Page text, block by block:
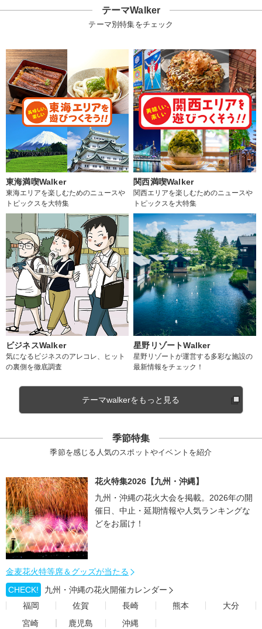
テーマWalker
テーマ別特集をチェック
東海満喫Walker
東海エリアを楽しむためのニュースや
トピックスを大特集
関西満喫Walker
関西エリアを楽しむためのニュースや
トピックスを大特集
ビジネスWalker
気になるビジネスのアレコレ、ヒット
の裏側を徹底調査
星野リゾートWalker
星野リゾートが運営する多彩な施設の
最新情報をチェック！
テーマwalkerをもっと見る
季節特集
季節を感じる人気のスポットやイベントを紹介
花火特集2026【九州・沖縄】
九州・沖縄の花火大会を掲載。2026年の開
催日、中止・延期情報や人気ランキングな
どをお届け！
金麦花火特等席＆グッズが当たる
CHECK!
九州・沖縄の花火開催カレンダー
福岡
佐賀 長崎 熊本
大分
宮崎
鹿児島 沖縄